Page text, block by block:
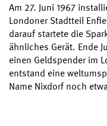
Am 27. Juni 1967
Londoner Stadtteil
darauf startete die
ähnliches Gerät. Ende
einen Geldspender im
entstand eine
Name Nixdorf noch